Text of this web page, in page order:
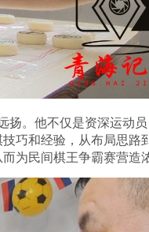
。他不仅是资深运动
巧和经验，从布局思
为民间棋王争霸赛营造